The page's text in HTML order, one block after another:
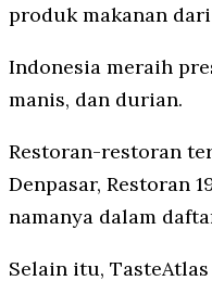
produk makanan
Indonesia meraih
manis, dan durian.
Restoran-restoran
Denpasar, Restoran
namanya dalam
Selain itu,